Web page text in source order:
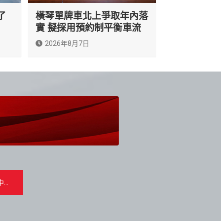
橫琴單牌車北上爭取年內落
實 擬採用預約制平衡車流
2026年8月7日